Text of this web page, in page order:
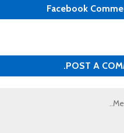
Facebook
POST A